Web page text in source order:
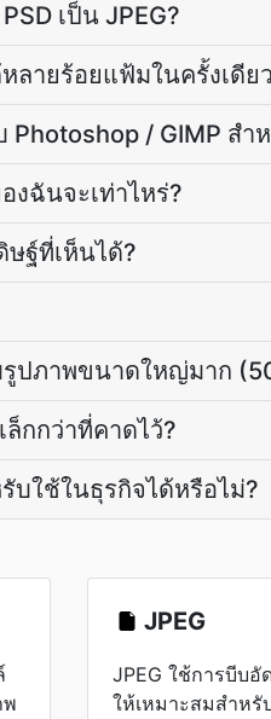
เป็น JPEG?
ลายร้อยแฟ้มในครั้งเดีย
Photoshop / GIMP สำ
งฉันจะเท่าไหร่?
ษฐ์ที่เห็นได้?
รูปภาพขนาดใหญ่มาก
กกว่าที่คาดไว้?
บใช้ในธุรกิจได้หรือไม่?
พ
JPEG
JPEG ใช้การบีบ
ให้เหมาะสมสำหรั